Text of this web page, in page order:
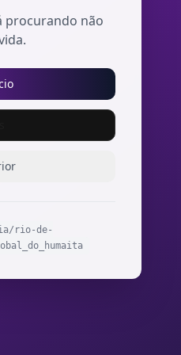
procurando não
rio-de-